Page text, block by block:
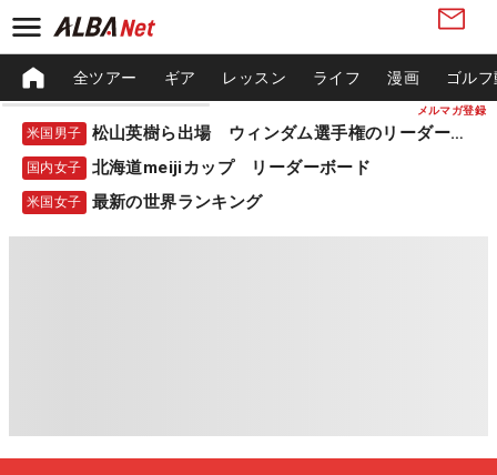
メルマガ登録
全ツアー ギア レッスン ライフ 漫画 ゴル
米国男子 松山英樹ら出場 ウィンダム選手権のリーダーボード
国内女子 北海道meijiカップ リーダーボード
米国女子 最新の世界ランキング